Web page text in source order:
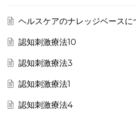
ヘルスケアのナレッジベースに
認知刺激療法10
認知刺激療法3
認知刺激療法1
認知刺激療法4